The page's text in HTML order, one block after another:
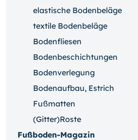
elastische Bodenbeläge
textile Bodenbeläge
Bodenfliesen
Bodenbeschichtungen
Bodenverlegung
Bodenaufbau, Estrich
Fußmatten
(Gitter)Roste
Fußboden-Magazin